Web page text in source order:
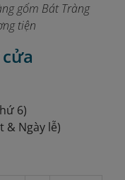
gốm Bát Tràng
tiện
6)
& Ngày lễ)